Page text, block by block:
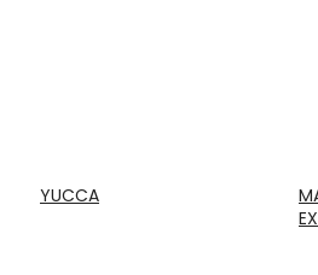
YUCCA